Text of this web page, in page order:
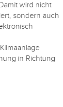
wird nicht
sondern auch
in Richtung